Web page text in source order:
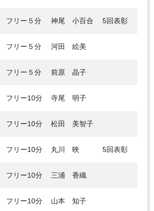
フリー５分 神尾 小百合 5回表彰
フリー５分 河田 絵美
フリー５分 前原 晶子
フリー10分 寺尾 明子
フリー10分 松田 美智子
フリー10分 丸川 映 5回表彰
フリー10分 三浦 香織
フリー10分 山本 知子